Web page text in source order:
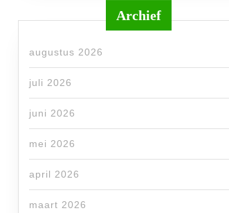
Archief
augustus 2026
juli 2026
juni 2026
mei 2026
april 2026
maart 2026